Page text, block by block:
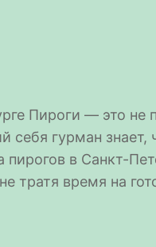
Пироги — это
гурман знает,
в Санкт-
тратя время на